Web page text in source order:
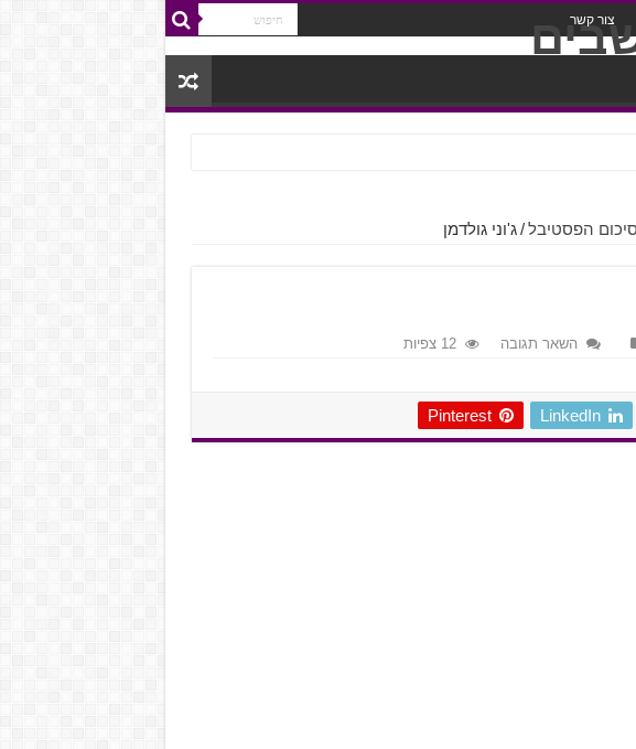
צור קשר
/ ג'וני גולדמן
השאר תגובה 12 צפיות
LinkedIn
Pinterest